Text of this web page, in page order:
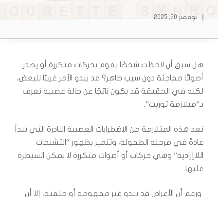
نوفمبر 20, 2025
هل سبق أن لاحظت شخصًا يقوم بحركات متكررة أو يصدر
أصواتًا مفاجئة دون سبب ظاهر؟ قد يبدو الأمر غريبًا للبعض،
لكنه في الحقيقة قد يكون ناتجًا عن حالة عصبية تعرف
بـ”متلازمة توريت”.
تعد هذه المتلازمة من الاضطرابات العصبية النادرة التي تبدأ
عادةً في مرحلة الطفولة، وتتميز بظهور “التشنجات
اللاإرادية” وهي حركات أو أصوات متكررة لا يمكن السيطرة
عليها.
ورغم أن الأعراض قد تبدو غير مفهومة أو ملفتة، إلا أن